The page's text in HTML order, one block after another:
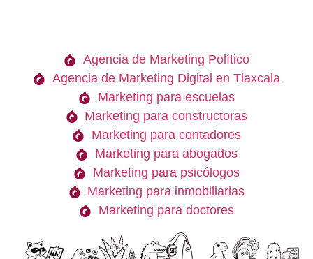
Agencia de Marketing Político
Agencia de Marketing Digital en Tlaxcala
Marketing para escuelas
Marketing para constructoras
Marketing para contadores
Marketing para abogados
Marketing para psicólogos
Marketing para inmobiliarias
Marketing para doctores